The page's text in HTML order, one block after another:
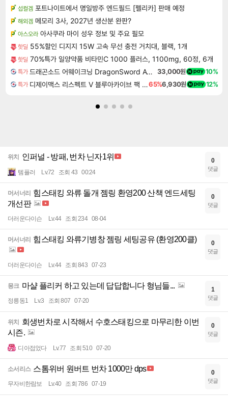
섭컬겜 포트나이트에서 명일방주 엔드필드 [펠리카] 판매 예정
해외겜 메모리 3사, 2027년 생산분 완판?
아스오라 아사쿠라 마이 성우 정보 및 주요 필모
핫딜 55%할인 디지지 15W 고속 무선 충전 거치대, 블랙, 1개
핫딜 70%특가 일양약품 비타민C 1000 플러스, 1100mg, 60정, 6개
특가 드래곤소드 어웨이크닝 DragonSword Awakening 33,000원 10%
특가 디제이맥스 리스펙트 V 블루아카이브 팩 DJMAX RESPECT V Blue Archive Pack DLC65%6,930원 12%
위치 인퍼널 - 방패, 번차 닌자1위
템플러 Lv.72 조회 43 00:24
0
댓글
머서너리 힘스태킹 와류 돌개 젬링 환영200 산책 엔드세팅
개선판
더러운다이슨 Lv.44 조회 234 08-04
0
댓글
머서너리 힘스태킹 와류기병창 젬링 세팅공유 (환영200클)
더러운다이슨 Lv.44 조회 843 07-23
0
댓글
몽크 마샬 플리커 하고 있는데 답답합니다 형님들...
정릉동1 Lv.3 조회 807 07-20
1
댓글
위치
회생번차로 시작해서 수호스태킹으로 마무리한 이번
시즌.
디아접었다 Lv.77 조회 510 07-20
0
댓글
소서리스 스톰위버 원버트 번차 1000만 dps
무자비한람보 Lv.40 조회 786 07-19
0
댓글